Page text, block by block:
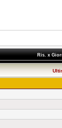
Ris. x